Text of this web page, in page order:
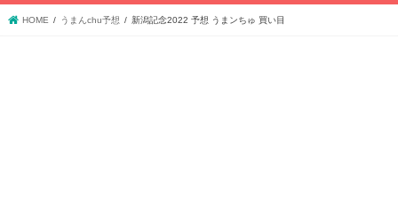
HOME うまんchu予想 新潟記念2022 予想 うまンちゅ 買い目